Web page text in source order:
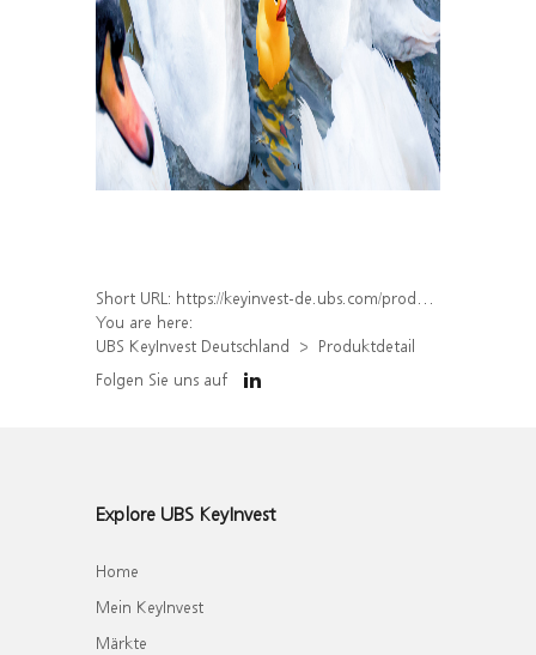
Short URL: https://keyinvest-de.ubs.com/produkt/detail/index/isin/DE000WA4XNL5
You are here:
UBS KeyInvest Deutschland
Produktdetail
Folgen Sie uns auf
Explore UBS KeyInvest
Home
Mein KeyInvest
Märkte